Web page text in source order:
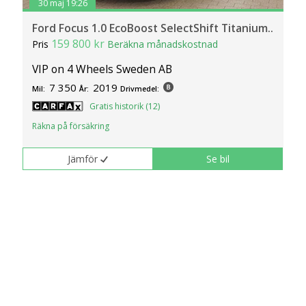
30 maj 19:26
Ford Focus 1.0 EcoBoost SelectShift Titanium..
Pris 159 800 kr Beräkna månadskostnad
VIP on 4 Wheels Sweden AB
Mil: 7 350 År: 2019 Drivmedel:
Gratis historik (12)
Räkna på försäkring
Jämför Se bil